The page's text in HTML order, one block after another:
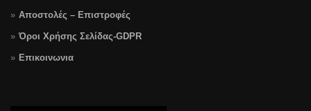
Αποστολές – Επιστροφές
Όροι Χρήσης Σελίδας-GDPR
Επικοινωνια